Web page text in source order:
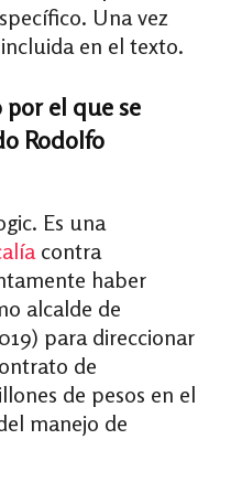
Una vez
en el texto.
por el que se
Rodolfo
Es una
contra
haber
alcalde de
para direccionar
de
de pesos en el
manejo de